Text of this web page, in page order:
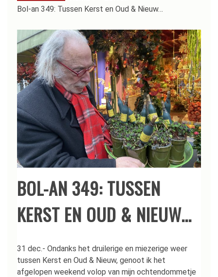
Bol-an 349: Tussen Kerst en Oud & Nieuw…
BOL-AN 349: TUSSEN
KERST EN OUD & NIEUW…
31 dec.- Ondanks het druilerige en miezerige weer
tussen Kerst en Oud & Nieuw, genoot ik het
afgelopen weekend volop van mijn ochtendommetje